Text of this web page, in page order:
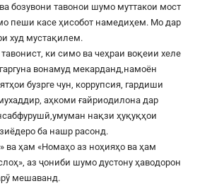
бозувони тавонои шумо муттакои мост
пеши касе ҳисобот намедиҳем. Мо дар
худ мустақилем.
ки симо ва чеҳраи воқеии хеле
вонамуд мекарданд,намоён
бузрге чун, коррупсия, гардиши
аҳкоми ғайриодилона дар
нақзи ҳуқуқҳои
ба нашр расонд.
ва ҳам «Номаҳо аз ноҳияҳо ва ҳам
аз ҷониби шумо дустону ҳаводорон
мешаванд.